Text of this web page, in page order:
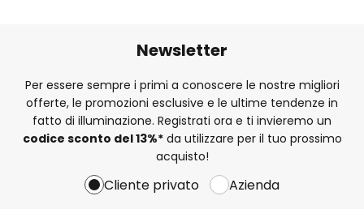
Newsletter
Per essere sempre i primi a conoscere le nostre migliori
offerte, le promozioni esclusive e le ultime tendenze in
fatto di illuminazione. Registrati ora e ti invieremo un
codice sconto del13%*da utilizzare per il tuo prossimo
acquisto!
Cliente privato Azienda